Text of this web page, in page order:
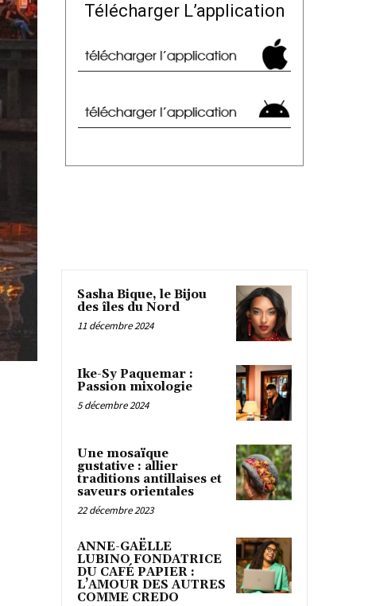
Télécharger L’application
Sasha Bique, le Bijou
des îles du Nord
11 décembre 2024
Ike-Sy Paquemar :
Passion mixologie
5 décembre 2024
Une mosaïque
gustative : allier
traditions antillaises et
saveurs orientales
22 décembre 2023
ANNE-GAËLLE
LUBINO FONDATRICE
DU CAFÉ PAPIER :
L’AMOUR DES AUTRES
COMME CREDO